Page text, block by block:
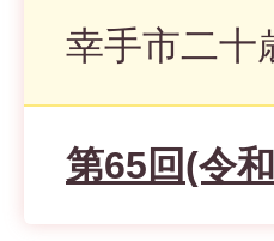
幸手市二十
第65回(令